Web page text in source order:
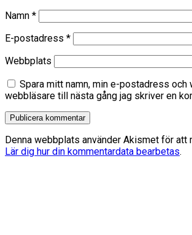
Namn *
E-postadress *
Webbplats
Spara mitt namn, min e-postadress och
webbläsare till nästa gång jag skriver en
Denna webbplats använder Akismet för att
Lär dig hur din kommentardata bearbetas.